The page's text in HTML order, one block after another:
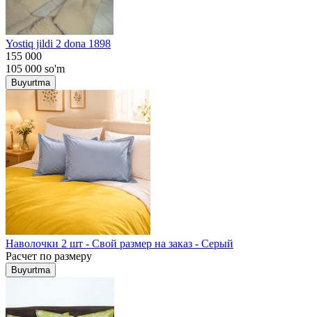
Yostiq jildi 2 dona 1898
155 000
105 000 so'm
Buyurtma
Наволочки 2 шт - Свой размер на заказ - Серый
Расчет по размеру
Buyurtma